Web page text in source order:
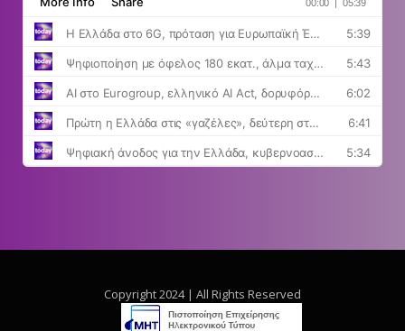
Copyright 2024 | All Rights Reserved